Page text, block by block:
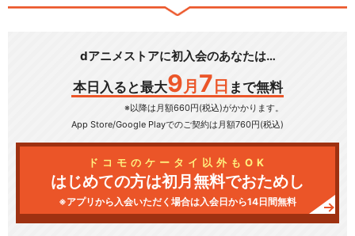
dアニメストアに初入会のあなたは…
本日入ると最大9 月 7 日 まで無料
※以降は月額660円(税込)がかかります。
App Store/Google Playでのご契約は月額760円(税込)
ドコモのケータイ以外もOK
はじめての方は初月無料でおためし
※アプリから入会いただく場合は入会日から14日間無料